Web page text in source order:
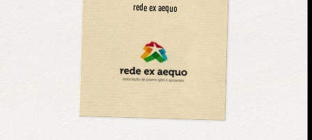
rede ex aequo